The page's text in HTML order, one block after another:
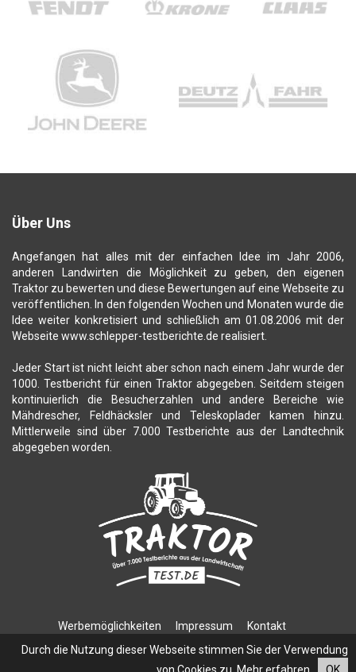
Über Uns
Angefangen hat alles mit der einfachen Idee im Jahr 2006,
anderen Landwirten die Möglichkeit zu geben, den eigenen
Traktor zu bewerten und diese Bewertungen auf eine Webseite zu
veröffentlichen. In den folgenden Wochen und Monaten wurde die
Idee weiter konkretisiert und schließlich am 01.08.2006 mit der
Webseite www.schlepper-testberichte.de realisiert.
Jeder Start ist nicht leicht aber schon nach einem Jahr wurde der
1000. Testbericht für einen Traktor abgegeben. Seitdem steigen
kontinuierlich die Besucherzahlen und andere Bereiche wie
Mähdrescher, Feldhäcksler und Teleskoplader kamen hinzu.
Mittlerweile sind über 7.000 Testberichte aus der Landtechnik
abgegeben worden.
Werbemöglichkeiten Impressum
Kontakt
Durch die Nutzung dieser Webseite stimmen Sie der Verwendung